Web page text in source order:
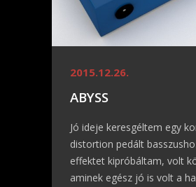
2015.12.26.
ABYSS
Jó ideje keresgéltem egy
distortion pedált
effektet kipróbáltam, volt
aminek egész jó is volt a